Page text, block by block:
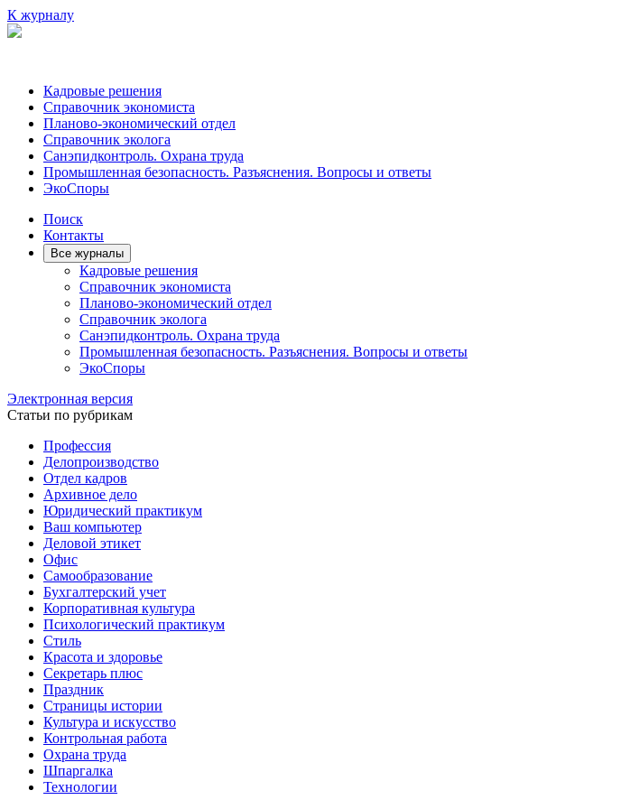
К журналу
Кадровые решения
Справочник экономиста
Планово-экономический отдел
Справочник эколога
Санэпидконтроль. Охрана труда
Промышленная безопасность. Разъяснения. Вопросы и ответы
ЭкоСпоры
Поиск
Контакты
Все журналы
Кадровые решения
Справочник экономиста
Планово-экономический отдел
Справочник эколога
Санэпидконтроль. Охрана труда
Промышленная безопасность. Разъяснения. Вопросы и ответы
ЭкоСпоры
Электронная версия
Статьи по рубрикам
Профессия
Делопроизводство
Отдел кадров
Архивное дело
Юридический практикум
Ваш компьютер
Деловой этикет
Офис
Самообразование
Бухгалтерский учет
Корпоративная культура
Психологический практикум
Стиль
Красота и здоровье
Секретарь плюс
Праздник
Страницы истории
Культура и искусство
Контрольная работа
Охрана труда
Шпаргалка
Технологии